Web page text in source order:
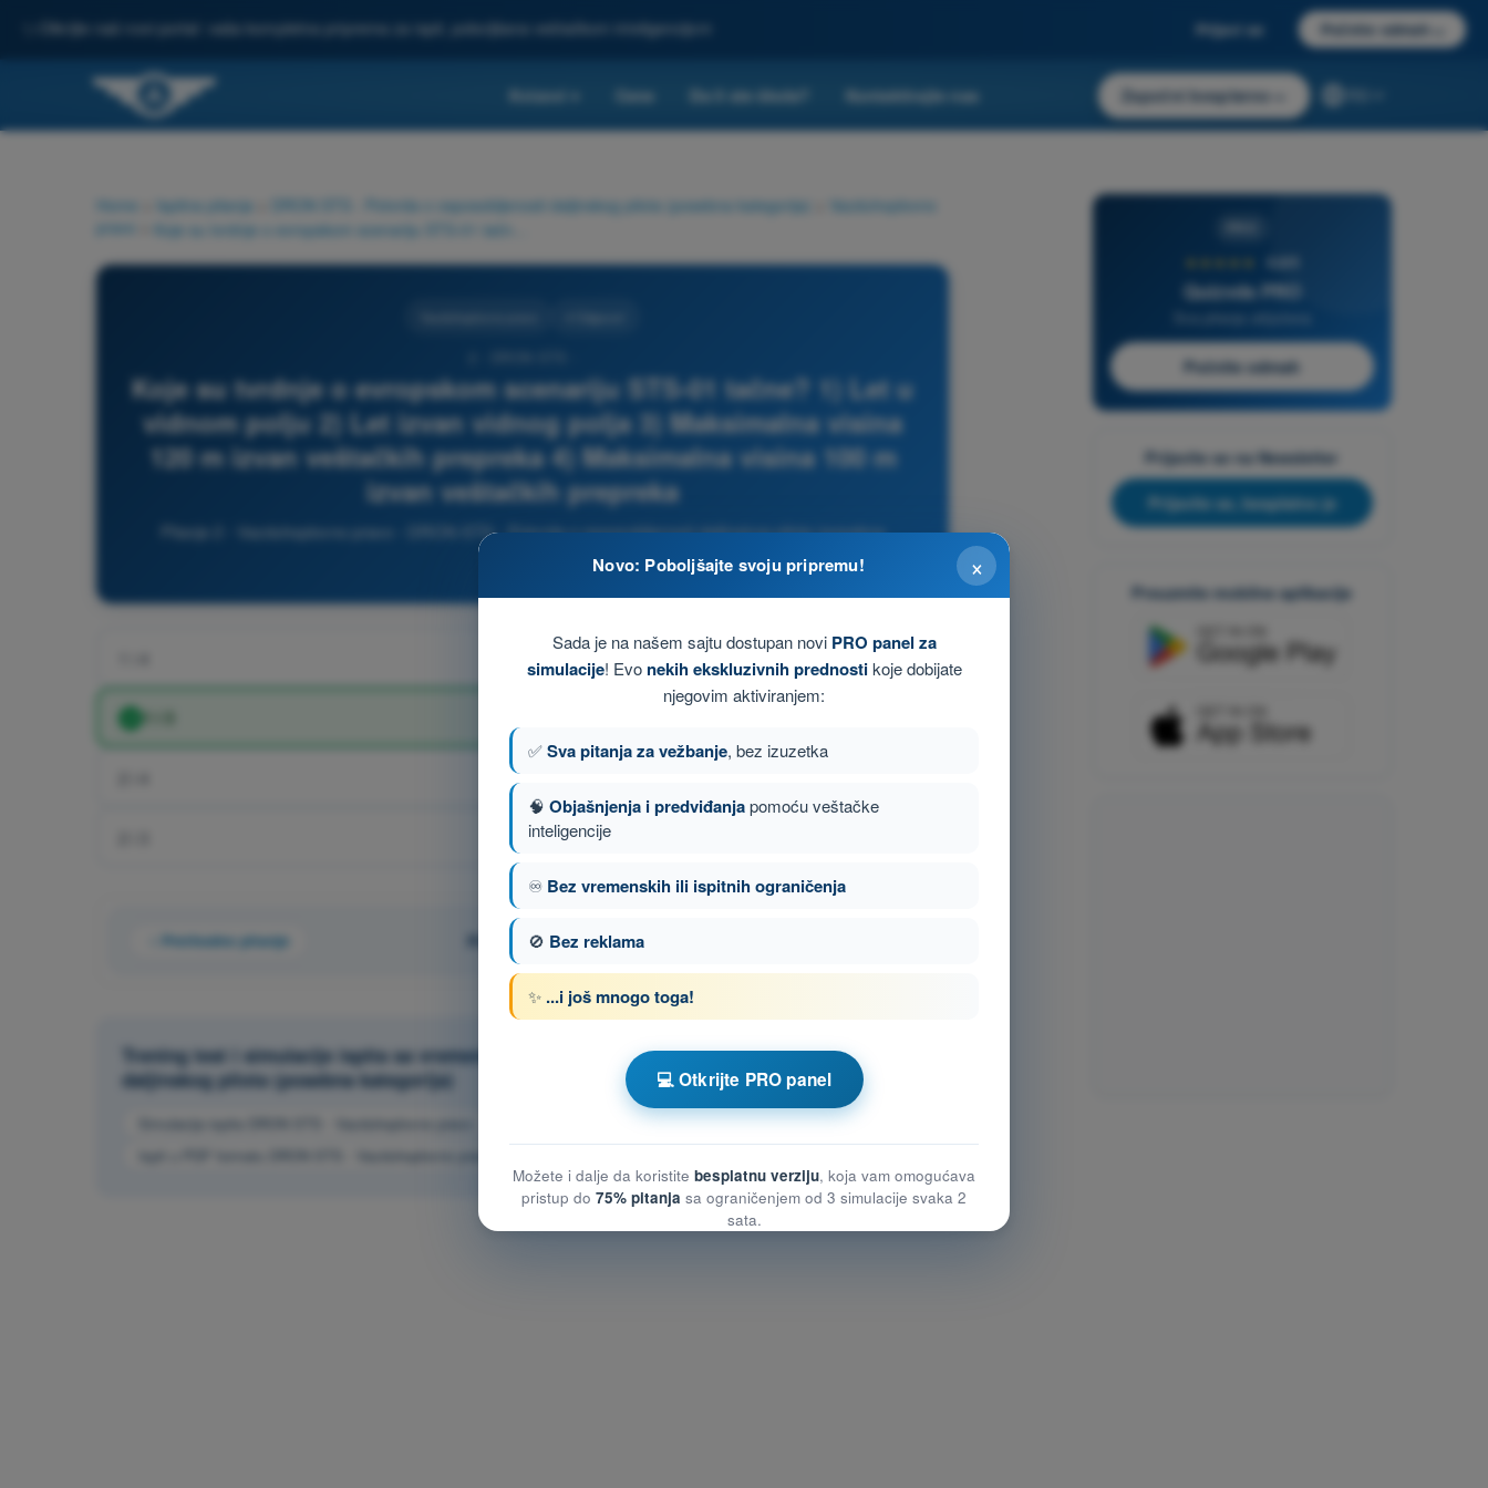
Otkrijte naš novi portal: vaša kompletna priprema za ispit, poboljšana veštačkom inteligencijom Prijavi se Počnite odmah
Kvizovi Cene Da li ste škola? Kontaktirajte nas Započni besplatno
Home Ispitna pitanja DRON STS - Potvrda o osposobljenosti daljinskog pilota (posebna kategorija)
Vazduhoplovno
pravo
Koje su tvrdnje o evropskom scenariju STS-01 tačne? 1) Let u
vidnom polju 2) Let izvan vidnog polja 3) Maksimalna visina
120 m izvan veštačkih prepreka 4) Maksimalna visina 100 m
izvan veštačkih prepreka
Pitanje 2 - Vazduhoplovno pravo - DRON STS - Potvrda o osposobljenosti daljinskog pilota (posebna
1 i 3
Prethodno pitanje Pitanje 2 od 149
Trening test i simulacije ispita sa vremenom DRON STS - Potvrda o osposobljenosti
daljinskog pilota (posebna kategorija)
Kviz za vežbanje DRON STS - Vazduhoplovno pravo
4,6/5
Quizvds PRO
Počnite odmah
Prijavite se na Newsletter
Prijavite se, besplatno je
Preuzmite mobilne aplikacije
×
Novo: Poboljšajte svoju pripremu!
Sada je na našem sajtu dostupan novi PRO panel za
simulacije! Evo nekih ekskluzivnih prednostikoje dobijate
njegovim aktiviranjem:
✅Sva pitanja za vežbanje, bez izuzetka
🧠 Objašnjenja i predviđanjapomoću veštačke
inteligencije
♾️ Bez vremenskih ili ispitnih ograničenja
🚫 Bez reklama
✨ ...i još mnogo toga!
💻 Otkrijte PRO panel
Možete i dalje da koristite besplatnu verziju, koja vam omogućava
pristup do 75% pitanja sa ograničenjem od 3 simulacije svaka 2
sata.